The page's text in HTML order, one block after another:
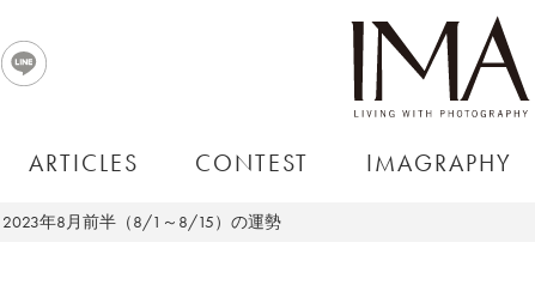
ARTICLES CONTEST IMAGRAPHY
2023年8月前半（8/1～8/15）の運勢